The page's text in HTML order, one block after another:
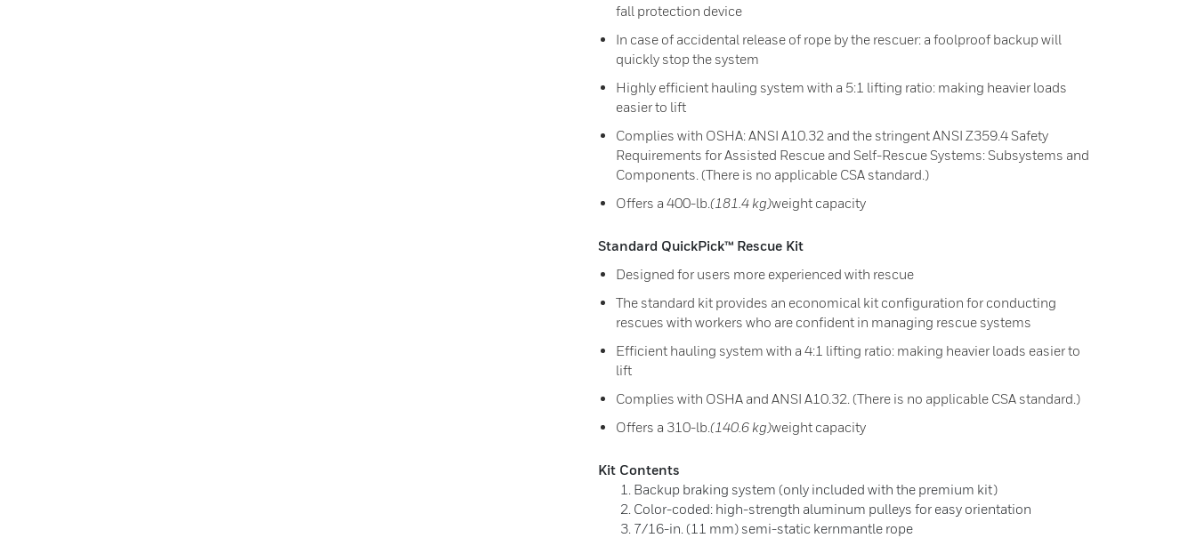
fall protection device
In case of accidental release of rope by the rescuer: a foolproof backup will
quickly stop the system
Highly efficient hauling system with a 5:1 lifting ratio: making heavier loads
easier to lift
Complies with OSHA: ANSI A10.32 and the stringent ANSI Z359.4 Safety
Requirements for Assisted Rescue and Self-Rescue Systems: Subsystems and
Components. (There is no applicable CSA standard.)
Offers a 400-lb. (181.4 kg)weight capacity
Standard QuickPick™ Rescue Kit
Designed for users more experienced with rescue
The standard kit provides an economical kit configuration for conducting
rescues with workers who are confident in managing rescue systems
Efficient hauling system with a 4:1 lifting ratio: making heavier loads easier to
lift
Complies with OSHA and ANSI A10.32. (There is no applicable CSA standard.)
Offers a 310-lb. (140.6 kg)weight capacity
Kit Contents
Backup braking system (only included with the premium kit)
Color-coded: high-strength aluminum pulleys for easy orientation
7/16-in. (11 mm) semi-static kernmantle rope